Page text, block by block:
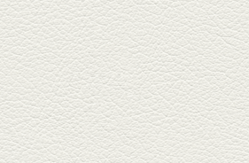
レー
武蔵小路で人気の『ヒレ肉じゅ
んちゃん』へ。『銀ハイ』で乾
杯！ブ...
2025年9月26日放送
フォンダンエッグ＆二郎
系にんにくパスタ
北区麻生田の人気店『多酒多菜